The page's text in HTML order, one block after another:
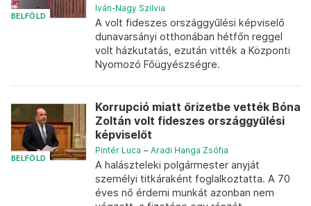
BELFÖLD
Iván-Nagy Szilvia
A volt fideszes országgyűlési képviselő
dunavarsányi otthonában hétfőn reggel
volt házkutatás, ezután vitték a Központi
Nyomozó Főügyészségre.
BELFÖLD
Korrupció miatt őrizetbe vették Bóna
Zoltán volt fideszes országgyűlési
képviselőt
Pintér Luca – Aradi Hanga Zsófia
A halászteleki polgármester anyját
személyi titkáraként foglalkoztatta. A 70
éves nő érdemi munkát azonban nem